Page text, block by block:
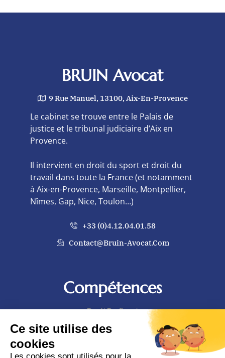
BRUIN Avocat
9 Rue Manuel, 13100, Aix-En-Provence
Le cabinet se trouve entre le Palais de
justice et le tribunal judiciaire d’Aix en
Provence.
Il intervient en droit du sport et droit du
travail dans toute la France (et notamment
à Aix-en-Provence, Marseille, Montpellier,
Nîmes, Gap, Nice, Toulon…)
+33 (0)4.12.04.01.58
Contact@bruin-Avocat.com
Compétences
Droit Du Sport
Droit Du Travail
Ce site utilise des
cookies
Les cookies sont utilisés pour la